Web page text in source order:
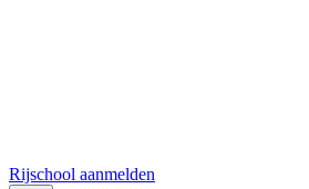
Rijschool aanmelden